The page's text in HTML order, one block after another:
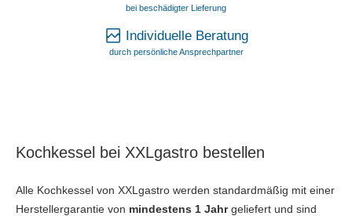
bei beschädigter Lieferung
Individuelle Beratung
durch persönliche Ansprechpartner
Kochkessel bei XXLgastro bestellen
Alle Kochkessel von XXLgastro werden standardmäßig mit einer
Herstellergarantie von mindestens 1 Jahrgeliefert und sind